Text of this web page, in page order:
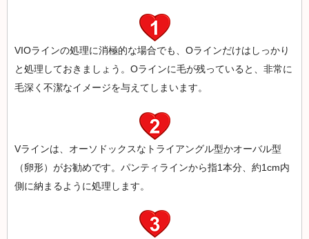
VIOラインの処理に消極的な場合でも、Oラインだけはしっかり
と処理しておきましょう。Oラインに毛が残っていると、非常に
毛深く不潔なイメージを与えてしまいます。
Vラインは、オーソドックスなトライアングル型かオーバル型
（卵形）がお勧めです。パンティラインから指1本分、約1cm内
側に納まるように処理します。